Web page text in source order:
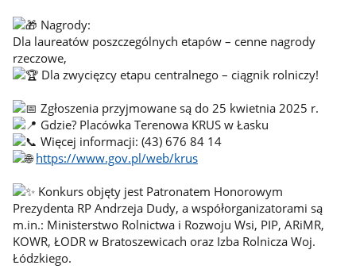
Nagrody:
Dla laureatów poszczególnych etapów – cenne nagrody
rzeczowe,
Dla zwycięzcy etapu centralnego – ciągnik rolniczy!
Zgłoszenia przyjmowane są do 25 kwietnia 2025 r.
Gdzie? Placówka Terenowa KRUS w Łasku
Więcej informacji: (43) 676 84 14
https://www.gov.pl/web/krus
Konkurs objęty jest Patronatem Honorowym
Prezydenta RP Andrzeja Dudy, a współorganizatorami są
m.in.: Ministerstwo Rolnictwa i Rozwoju Wsi, PIP, ARiMR,
KOWR, ŁODR w Bratoszewicach oraz Izba Rolnicza Woj.
Łódzkiego.